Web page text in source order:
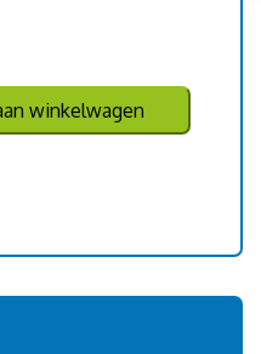
winkelwagen